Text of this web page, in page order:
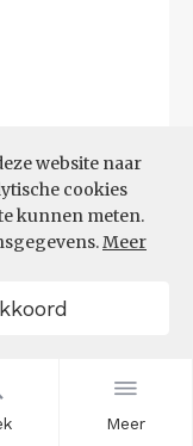
Meer
website naar
cookies
kunnen meten.
Meer